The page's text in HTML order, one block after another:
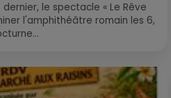
le spectacle « Le Rêve
l'amphithéâtre romain les 6,